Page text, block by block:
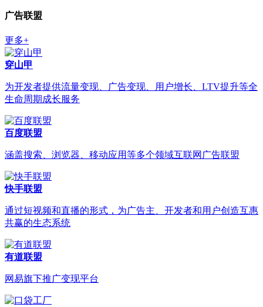
广告联盟
更多+
穿山甲
为开发者提供流量变现、广告变现、用户增长、LTV提升等全
生命周期成长服务
百度联盟
涵盖搜索、浏览器、移动应用等多个领域互联网广告联盟
快手联盟
通过短视频和直播的形式，为广告主、开发者和用户创造互惠
共赢的生态系统
有道联盟
网易旗下推广变现平台